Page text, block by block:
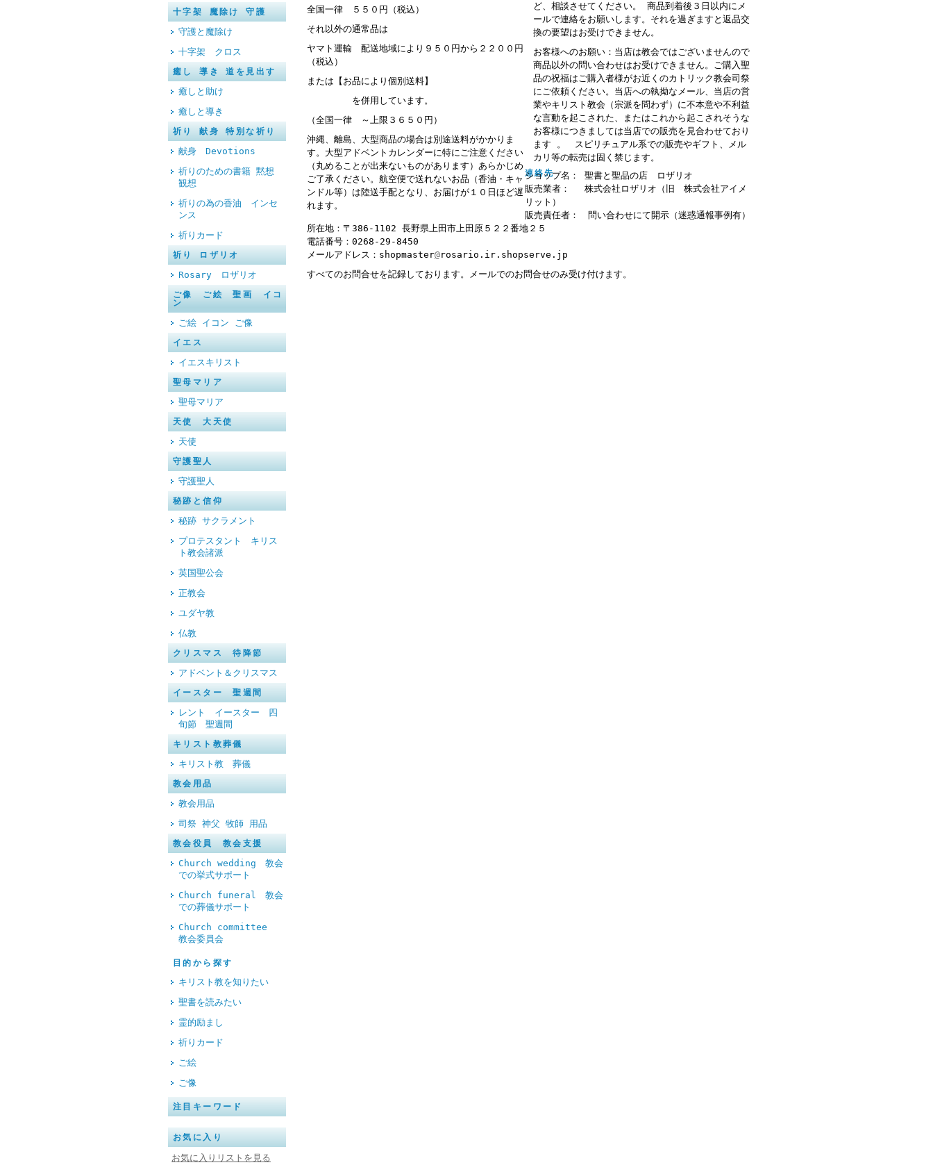
十字架 魔除け 守護
守護と魔除け
十字架 クロス
癒し 導き 道を見出す
癒しと助け
癒しと導き
祈り 献身 特別な祈り
献身 Devotions
祈りのための書籍 黙想
観想
祈りの為の香油 インセ
ンス
祈りカード
祈り ロザリオ
Rosary ロザリオ
ご像 ご絵 聖画 イコ
ン
ご絵 イコン ご像
イエス
イエスキリスト
聖母マリア
聖母マリア
天使 大天使
天使
守護聖人
守護聖人
秘跡と信仰
秘跡 サクラメント
プロテスタント キリス
ト教会諸派
英国聖公会
正教会
ユダヤ教
仏教
クリスマス 待降節
アドベント＆クリスマス
イースター 聖週間
レント イースター 四
旬節 聖週間
キリスト教葬儀
キリスト教 葬儀
教会用品
教会用品
司祭 神父 牧師 用品
教会役員 教会支援
Church wedding 教会
での挙式サポート
Church funeral 教会
での葬儀サポート
Church committee
教会委員会
目的から探す
キリスト教を知りたい
聖書を読みたい
霊的励まし
祈りカード
ご絵
ご像
注目キーワード
お気に入り
お気に入りリストを見る
全国一律 ５５０円（税込）
それ以外の通常品は
ヤマト運輸 配送地域により９５０円から２２００円
（税込）
または【お品により個別送料】
を併用しています。
（全国一律 ～上限３６５０円）
沖縄、離島、大型商品の場合は別途送料がかかりま
す。大型アドベントカレンダーに特にご注意ください
（丸めることが出来ないものがあります）あらかじめ
ご了承ください。航空便で送れないお品（香油・キャ
ンドル等）は陸送手配となり、お届けが１０日ほど遅
れます。
ど、相談させてください。 商品到着後３日以内にメ
ールで連絡をお願いします。それを過ぎますと返品交
換の要望はお受けできません。
お客様へのお願い：当店は教会ではございませんので
商品以外の問い合わせはお受けできません。ご購入聖
品の祝福はご購入者様がお近くのカトリック教会司祭
にご依頼ください。当店への執拗なメール、当店の営
業やキリスト教会（宗派を問わず）に不本意や不利益
な言動を起こされた、またはこれから起こされそうな
お客様につきましては当店での販売を見合わせており
ます 。 スピリチュアル系での販売やギフト、メル
カリ等の転売は固く禁じます。
連絡先
ショップ名： 聖書と聖品の店 ロザリオ
販売業者： 株式会社ロザリオ（旧 株式会社アイメ
リット）
販売責任者： 問い合わせにて開示（迷惑通報事例有）
所在地：〒386-1102 長野県上田市上田原５２２番地２５
電話番号：0268-29-8450
メールアドレス：shopmaster@rosario.ir.shopserve.jp
すべてのお問合せを記録しております。メールでのお問合せのみ受け付けます。